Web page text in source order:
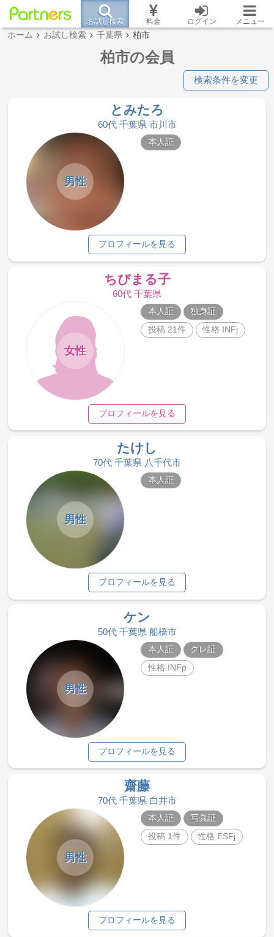
お試し検索 料金 ログイン メニュー
ホーム お試し検索 千葉県 柏市
柏市の会員
検索条件を変更
とみたろ
60代 千葉県 市川市
男性
本人証
プロフィールを見る
ちびまる子
60代 千葉県
女性
本人証
独身証
投稿 21件
性格 INFj
プロフィールを見る
たけし
70代 千葉県 八千代市
男性
本人証
プロフィールを見る
ケン
50代 千葉県 船橋市
男性
本人証
クレ証
性格 INFp
プロフィールを見る
齋藤
70代 千葉県 白井市
男性
本人証
写真証
投稿 1件
性格 ESFj
プロフィールを見る